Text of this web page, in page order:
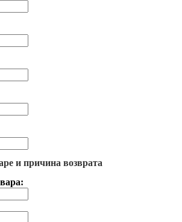
и причина возврата